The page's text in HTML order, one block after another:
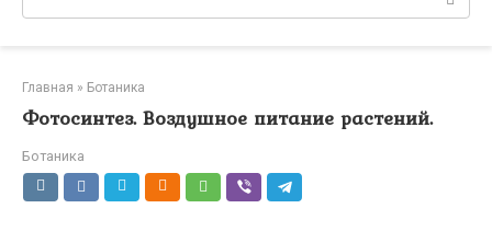
Главная » Ботаника
Фотосинтез. Воздушное питание растений.
Ботаника